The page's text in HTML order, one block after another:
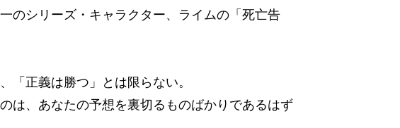
のシリーズ・キャラクター、ライムの「死亡告
「正義は勝つ」とは限らない。
は、あなたの予想を裏切るものばかりであるはず